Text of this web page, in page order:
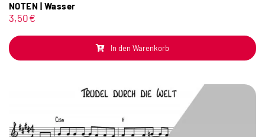
NOTEN | Wasser
3,50€
In den Warenkorb